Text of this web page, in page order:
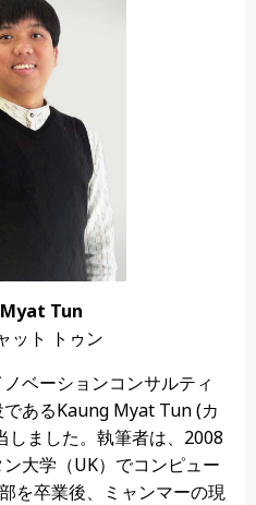
Tun
ット トゥン
ベーションコンサルティ
あるKaung Myat Tun (カ
しました。執筆者は、2008
大学（UK）でコンピュー
を卒業後、ミャンマーの現